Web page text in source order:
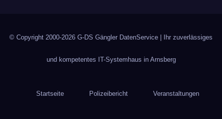
© Copyright 2000-2026 G-DS Gängler DatenService | Ihr zuverlässiges
und kompetentes IT-Systemhaus in Arnsberg
Startseite Polizeibericht Veranstaltungen